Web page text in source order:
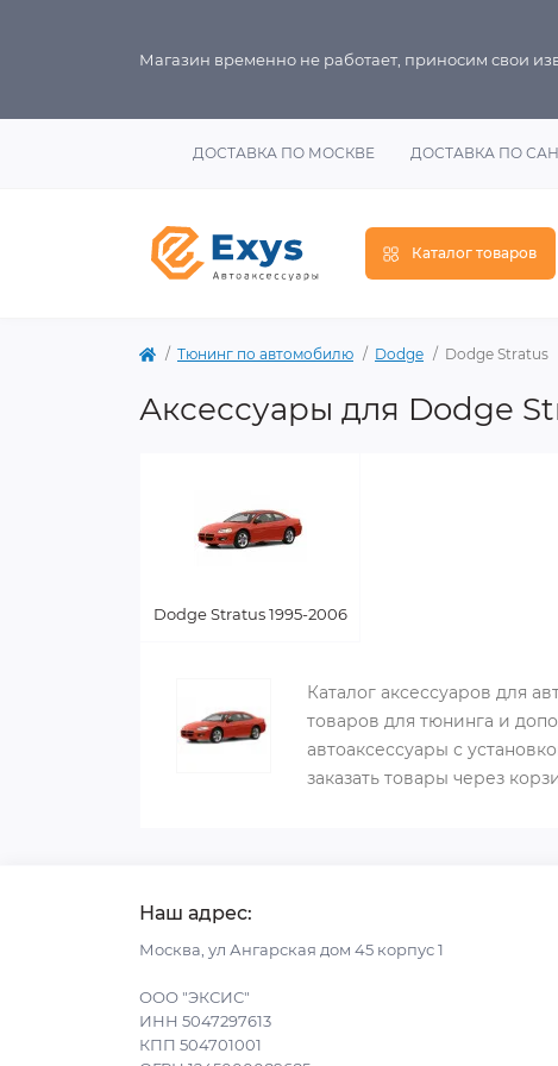
Магазин временно не работает, приносим свои
ДОСТАВКА ПО МОСКВЕ ДОСТАВКА ПО
Каталог товаров
Тюнинг по автомобилю Dodge Dodge Stratus
Аксессуары для Dodge
Dodge Stratus 1995-2006
Каталог аксессуаров для
товаров для тюнинга и
автоаксессуары с
заказать товары через
Наш адрес:
Москва, ул Ангарская дом 45 корпус 1
ООО "ЭКСИС"
ИНН 5047297613
КПП 504701001